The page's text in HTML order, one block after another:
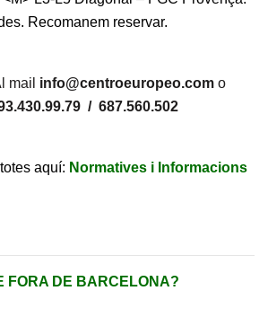
Recomanem reservar.
mail info@centroeuropeo.com o
/ 687.560.502
aquí: Normatives i Informacions
FORA DE BARCELONA?